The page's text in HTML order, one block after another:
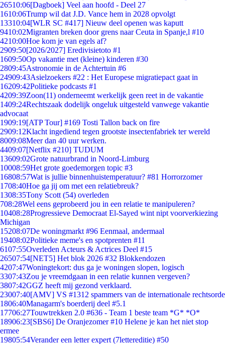
26510:06[Dagboek] Veel aan hoofd - Deel 27
1610:06Trump wil dat J.D. Vance hem in 2028 opvolgt
13310:04[WLR SC #417] Nieuw deel openen was kaputt
9410:02Migranten breken door grens naar Ceuta in Spanje,l #10
4210:00Hoe kom je van egels af?
2909:50[2026/2027] Eredivisietoto #1
1609:50Op vakantie met (kleine) kinderen #30
2809:45Astronomie in de Achtertuin #6
24909:43Asielzoekers #22 : Het Europese migratiepact gaat in
16209:42Politieke podcasts #1
4209:39Zoon(11) onderneemt werkelijk geen reet in de vakantie
1409:24Rechtszaak dodelijk ongeluk uitgesteld vanwege vakantie
advocaat
1909:19[ATP Tour] #169 Tosti Tallon back on fire
2909:12Klacht ingediend tegen grootste insectenfabriek ter wereld
8009:08Meer dan 40 uur werken.
4409:07[Netflix #210] TUDUM
13609:02Grote natuurbrand in Noord-Limburg
10008:59Het grote goedemorgen topic #3
16808:57Wat is jullie binnenhuistemperatuur? #81 Horrorzomer
1708:40Hoe ga jij om met een relatiebreuk?
1308:35Tony Scott (54) overleden
708:28Wel eens geprobeerd jou in een relatie te manipuleren?
10408:28Progressieve Democraat El-Sayed wint nipt voorverkiezing
Michigan
15208:07De woningmarkt #96 Eenmaal, andermaal
19408:02Politieke meme's en spotprenten #11
6107:55Overleden Acteurs & Actrices Deel #15
26507:54[NET5] Het blok 2026 #32 Blokkendozen
4207:47Woningtekort: dus ga je woningen slopen, logisch
3307:43Zou je vreemdgaan in een relatie kunnen vergeven?
3807:42GGZ heeft mij gezond verklaard.
23007:40[AMV] VS #1312 spammers van de internationale rechtsorde
1806:40Managarm's boerderij deel #5.1
17706:27Touwtrekken 2.0 #636 - Team 1 beste team *G* *O*
18906:23[SBS6] De Oranjezomer #10 Helene je kan het niet stop
ermee
19805:54Verander een letter expert (7lettereditie) #50